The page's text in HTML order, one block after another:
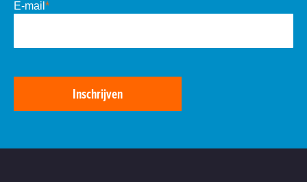
E-mail *
Inschrijven